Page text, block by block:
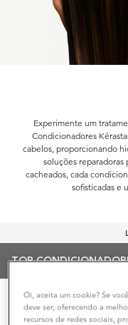
Experimente um
Condicionadores
cabelos, proporcionando
soluções reparadoras
cacheados, cada
sofisticadas e
TOP
FILTRAR POR
FILTERS MENU
Oi, aceita um cookie? Se
deve ser, oferecendo a
recursos de redes sociais,